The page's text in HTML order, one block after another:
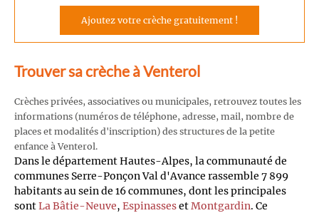
Ajoutez votre crèche gratuitement !
Trouver sa crèche à Venterol
Crèches privées, associatives ou municipales, retrouvez toutes les
informations (numéros de téléphone, adresse, mail, nombre de
places et modalités d'inscription) des structures de la petite
enfance à Venterol.
Dans le département Hautes-Alpes, la communauté de
communes Serre-Ponçon Val d'Avance rassemble 7 899
habitants au sein de 16 communes, dont les principales
sontLa Bâtie-Neuve, EspinassesetMontgardin. Ce